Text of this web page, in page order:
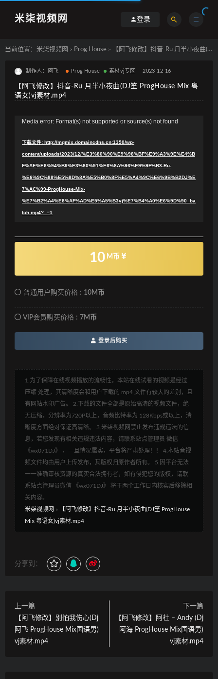
米柒视频网 登录
当前位置： 米柒视频网 > Prog House > 【阿飞修改】抖音-Ru 月半小夜曲(DJ笙 ProgHouse Mix 粤语女)vj素材.mp4
制作人：阿飞 Prog House 素材vj专区 2023-12-16
【阿飞修改】抖音-Ru 月半小夜曲(DJ笙 ProgHouse Mix 粤
语女)vj素材.mp4
Media error: Format(s) not supported or source(s) not found
下载文件: http://mqmix.domaincdns.cn:1350/wp-
content/uploads/2023/12/%E3%80%90%E9%98%BF%E9%A3%9E%E4%B
F%AE%E6%94%B9%E3%80%91%E6%8A%96%E9%9F%B3-Ru-
%E6%9C%88%E5%8D%8A%E5%B0%8F%E5%A4%9C%E6%9B%B2DJ%E
7%AC%99-ProgHouse-Mix-
%E7%B2%A4%E8%AF%AD%E5%A5%B3vj%E7%B4%A0%E6%9D%90_ba
tch.mp4?_=1
10 M币
普通用户购买价格 : 10M币
VIP会员购买价格 : 7M币
登录后购买
1.为了保障在线视频播放的流畅性，本站在线试看的视频是经过
压缩 处理，其清晰度会和用户下载的 mp4 文件有较大的差别，且
有网站水印广告。 2.下载的文件全部是原始高清的视频文件，绝
无压缩，分辨率为720P以上，音频比特率为 128Kbps或以上，清
晰度方面绝对保证高清晰。 3.米柒视频网禁止发布违规违法的信
息，若您发现有相关违规违法内容，请联系站点管理员 微信
《wx071DJ》 ，一旦情况属实，平台将严肃处理！！ 4.本站音视
频文件均由用户上传发布，其版权归原作者所有。 5.因平台无法
一一准确审核资源的真实合法拥有者，如有侵犯您的版权，请联
系站点管理员微信 《wx071DJ》 将于两个工作日内核实后移除相
关内容。
米柒视频网 »
【阿飞修改】抖音-Ru 月半小夜曲(DJ笙 ProgHouse
Mix 粤语女)vj素材.mp4
分享到：
上一篇
【阿飞修改】别怕我伤心(Dj
阿飞 ProgHouse Mix国语男)
vj素材.mp4
下一篇
【阿飞修改】阿杜 – Andy (Dj
阿海 ProgHouse Mix国语男)
vj素材.mp4